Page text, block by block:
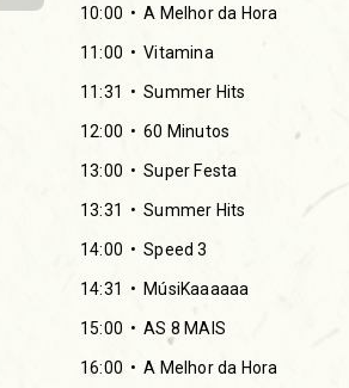
10:00 A Melhor da Hora
11:00 Vitamina
11:31 Summer Hits
12:00 60 Minutos
13:00 Super Festa
13:31 Summer Hits
14:00 Speed 3
14:31 MúsiKaaaaaa
15:00 AS 8 MAIS
16:00 A Melhor da Hora